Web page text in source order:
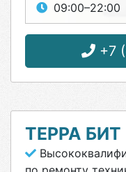
09:00–22:00
+7
ТЕРРА БИТ